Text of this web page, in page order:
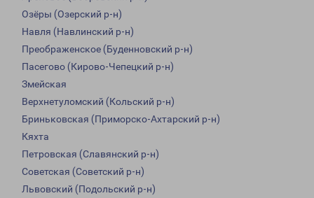
Озёры (Озерский р-н)
Навля (Навлинский р-н)
Преображенское (Буденновский р-н)
Пасегово (Кирово-Чепецкий р-н)
Змейская
Верхнетуломский (Кольский р-н)
Бриньковская (Приморско-Ахтарский р-н)
Кяхта
Петровская (Славянский р-н)
Советская (Советский р-н)
Львовский (Подольский р-н)